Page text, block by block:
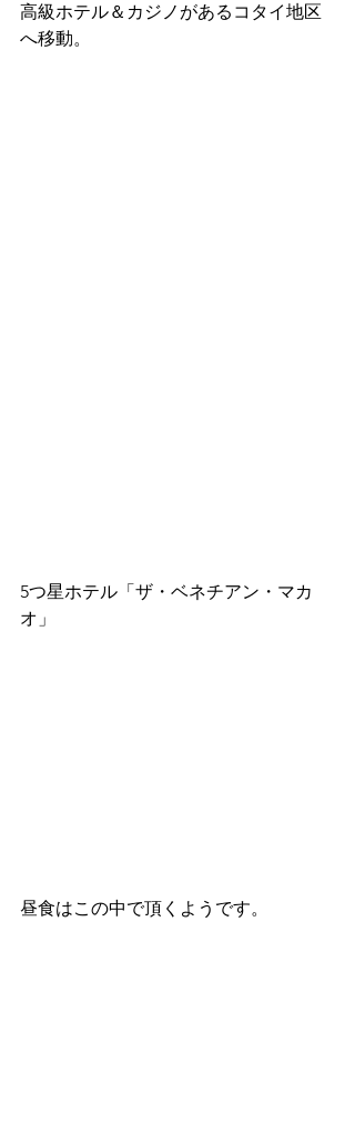
高級ホテル＆カジノがあるコタイ地区
へ移動。
5つ星ホテル「ザ・ベネチアン・マカ
オ」
昼食はこの中で頂くようです。